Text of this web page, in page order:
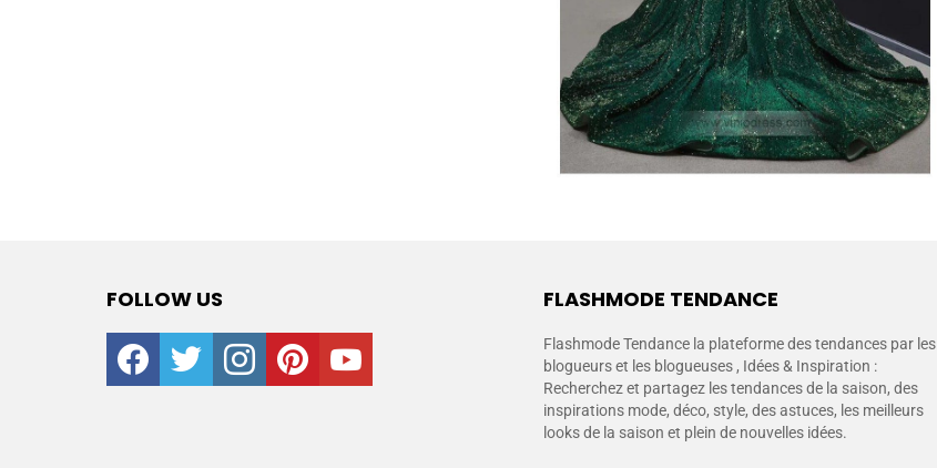
FOLLOW US
facebooktwitter instagrampinterestyoutube
FLASHMODE TENDANCE
Flashmode Tendance la plateforme des tendances par les
blogueurs et les blogueuses , Idées & Inspiration :
Recherchez et partagez les tendances de la saison, des
inspirations mode, déco, style, des astuces, les meilleurs
looks de la saison et plein de nouvelles idées.